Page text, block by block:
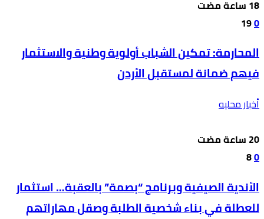
0
19
المحارمة: تمكين الشباب أولوية وطنية والاستثمار
فيهم ضمانة لمستقبل الأردن
أخبار محليه
0
8
الأندية الصيفية وبرنامج “بصمة” بالعقبة… استثمار
للعطلة في بناء شخصية الطلبة وصقل مهاراتهم